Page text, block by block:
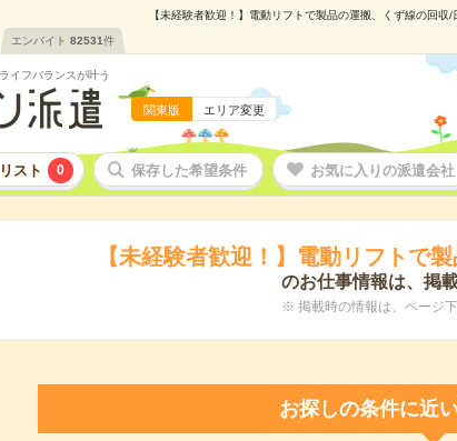
【未経験者歓迎！】電動リフトで製品の運搬、くず線の回
エンバイト 82531件
イフバランスが叶う
関東版 エリア変更
スト 0 保存した希望条件 お気に入りの派遣会社
【未経験者歓迎！】電動リフトで
のお仕事情報は、掲
※ 掲載時の情報は、ページ
お探しの条件に近